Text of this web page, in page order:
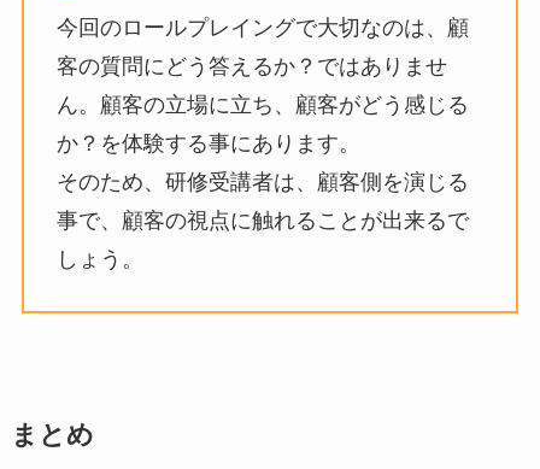
今回のロールプレイングで大切なのは、顧
客の質問にどう答えるか？ではありませ
ん。顧客の立場に立ち、顧客がどう感じる
か？を体験する事にあります。
そのため、研修受講者は、顧客側を演じる
事で、顧客の視点に触れることが出来るで
しょう。
まとめ